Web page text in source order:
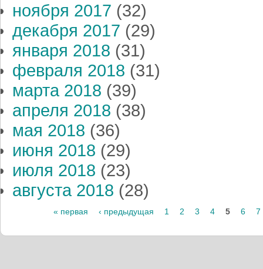
ноября 2017 (32)
декабря 2017 (29)
января 2018 (31)
февраля 2018 (31)
марта 2018 (39)
апреля 2018 (38)
мая 2018 (36)
июня 2018 (29)
июля 2018 (23)
августа 2018 (28)
Страницы« первая ‹ предыдущая 1 2 3 4 5 6 7